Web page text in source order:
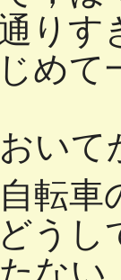
り
め
いて
転
う